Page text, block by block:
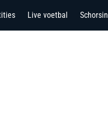
Live voetbal